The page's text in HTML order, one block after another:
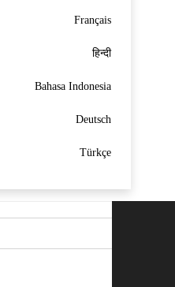
Français
Bahasa Indonesia
Deutsch
Türkçe